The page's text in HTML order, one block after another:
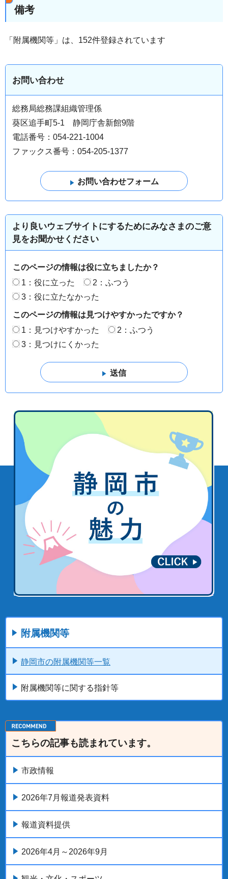
備考
「附属機関等」は、152件登録されています
お問い合わせ
総務局総務課組織管理係
葵区追手町5-1 静岡庁舎新館9階
電話番号：054-221-1004
ファックス番号：054-205-1377
より良いウェブサイトにするためにみなさまのご意
見をお聞かせください
このページの情報は役に立ちましたか？
1：役に立った
2：ふつう
3：役に立たなかった
このページの情報は見つけやすかったですか？
1：見つけやすかった
2：ふつう
3：見つけにくかった
附属機関等
静岡市の附属機関等一覧
附属機関等に関する指針等
こちらの記事も読まれています。
市政情報
2026年7月報道発表資料
報道資料提供
2026年4月～2026年9月